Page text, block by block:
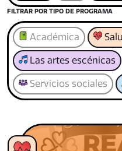
FILTRAR POR TIPO DE PROGRAMA
Académica
Las artes escénicas
Servicios sociales